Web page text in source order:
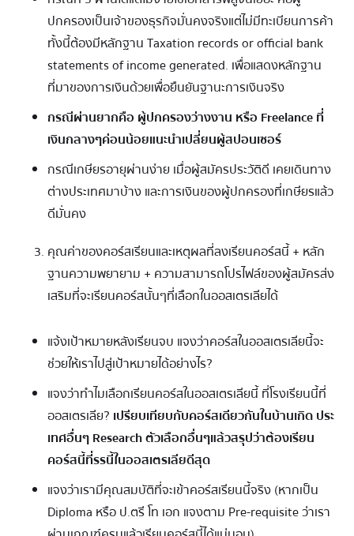
ปกครองเป็นเจ้าของธุรกิจมั่นคงจริงแต่ไม่มีทะเบียนการค้า
ทั้งนี้ต้องมีหลักฐาน Taxation records or official bank
statements of income generated. เพื่อแสดงหลักฐาน
ที่มาของการเงินด้วยเพื่อยืนยันฐานะการเงินจริง
กรณีผ่านยากคือ ผู้ปกครองว่างงาน หรือ Freelance ที่
เงินกลางๆค่อนน้อยแนะนำเปลี่ยนผู้สปอนเซอร์
กรณีเกษียรอายุผ่านง่าย เมื่อผู้สมัครประวัติดี เคยเดินทาง
ต่างประเทศมาบ้าง และการเงินของผู้ปกครองที่เกษียรแล้ว
ดีมั่นคง
คุณค่าของคอร์สเรียนและเหตุผลที่ลงเรียนคอร์สนี้ + หลัก
ฐานความพยายาม + ความสามารถโปรไฟล์ของผู้สมัครส่ง
เสริมที่จะเรียนคอร์สนั้นๆที่เลือกในออสเตรเลียได้
แจ้งเป้าหมายหลังเรียนจบ แจงว่าคอร์สในออสเตรเลียนี้จะ
ช่วยให้เราไปสู่เป้าหมายได้อย่างไร?
แจงว่าทำไมเลือกเรียนคอร์สในออสเตรเลียนี้ ที่โรงเรียนนี้ที่
ออสเตรเลีย? เปรียบเทียบกับคอร์สเดียวกันในบ้านเกิด ประ
เทศอื่นๆ Research ตัวเลือกอื่นๆแล้วสรุปว่าต้องเรียน
คอร์สนี้ที่รรนี้ในออสเตรเลียดีสุด
แจงว่าเรามีคุณสมบัติที่จะเข้าคอร์สเรียนนี้จริง (หากเป็น
Diploma หรือ ป.ตรี โท เอก แจงตาม Pre-requisite ว่าเรา